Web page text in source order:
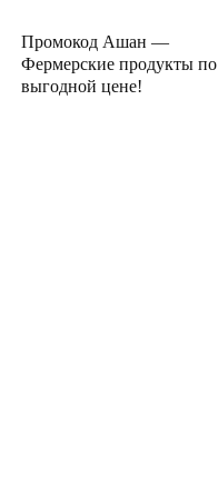
Промокод Ашан —
Фермерские продукты по
выгодной цене!